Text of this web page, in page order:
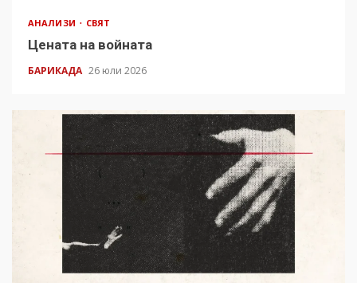
АНАЛИЗИ СВЯТ
Цената на войната
БАРИКАДА 26 юли 2026